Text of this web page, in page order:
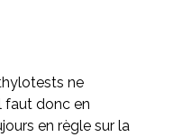
ne
faut donc en
en règle sur la